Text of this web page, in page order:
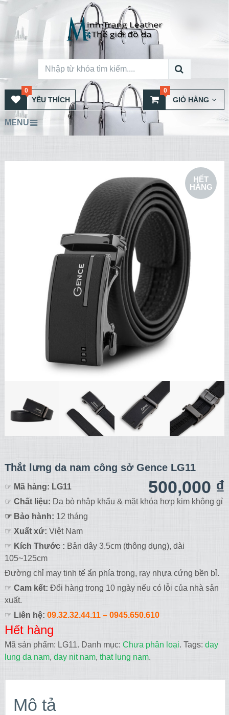
YÊU THÍCH
0
GIỎ HÀNG
0
MENU
HẾT
HÀNG
Thắt lưng da nam công sở Gence LG11
500,000 ₫
☞ Mã hàng: LG11
☞ Chất liệu: Da bò nhập khẩu & mặt khóa hợp kim không gỉ
☞ Bảo hành: 12 tháng
☞ Xuất xứ: Việt Nam
☞ Kích Thước : Bản dây 3.5cm (thông dụng), dài
105~125cm
Đường chỉ may tinh tế ẩn phía trong, ray nhựa cứng bền bỉ.
☞ Cam kết: Đổi hàng trong 10 ngày nếu có lỗi của nhà sản
xuất.
☞ Liên hệ: 09.32.32.44.11 – 0945.650.610
Hết hàng
Mã sản phẩm: LG11. Danh mục: Chưa phân loại. Tags: day
lung da nam, day nit nam, that lung nam.
Mô tả